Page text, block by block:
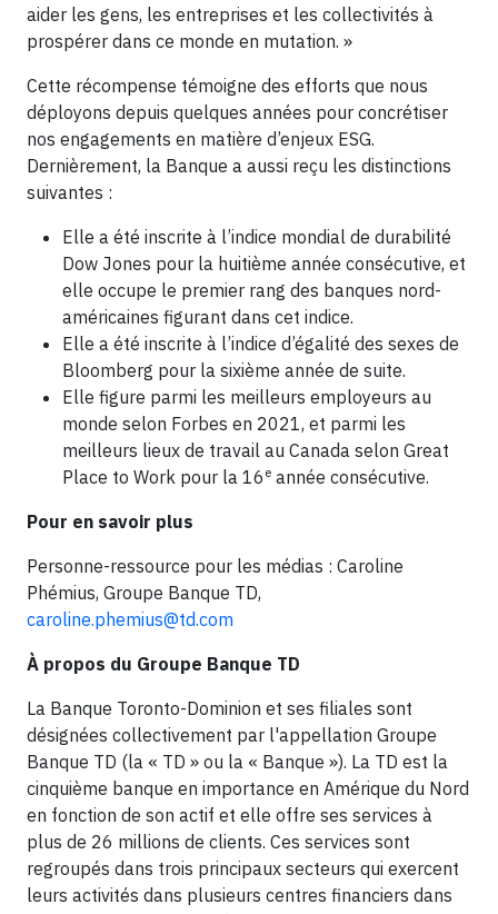
aider les gens, les entreprises et les collectivités à
prospérer dans ce monde en mutation. »
Cette récompense témoigne des efforts que nous
déployons depuis quelques années pour concrétiser
nos engagements en matière d’enjeux ESG.
Dernièrement, la Banque a aussi reçu les distinctions
suivantes :
Elle a été inscrite à l’indice mondial de durabilité
Dow Jones pour la huitième année consécutive, et
elle occupe le premier rang des banques nord-
américaines figurant dans cet indice.
Elle a été inscrite à l’indice d’égalité des sexes de
Bloomberg pour la sixième année de suite.
Elle figure parmi les meilleurs employeurs au
monde selon Forbes en 2021, et parmi les
meilleurs lieux de travail au Canada selon Great
Place to Work pour la 16 e année consécutive.
Pour en savoir plus
Personne-ressource pour les médias : Caroline
Phémius, Groupe Banque TD,
caroline.phemius@td.com
À propos du Groupe Banque TD
La Banque Toronto-Dominion et ses filiales sont
désignées collectivement par l'appellation Groupe
Banque TD (la « TD » ou la « Banque »). La TD est la
cinquième banque en importance en Amérique du Nord
en fonction de son actif et elle offre ses services à
plus de 26 millions de clients. Ces services sont
regroupés dans trois principaux secteurs qui exercent
leurs activités dans plusieurs centres financiers dans